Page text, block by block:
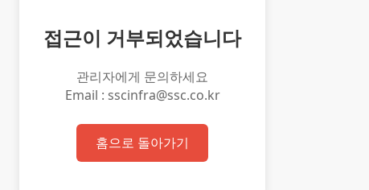
접근이 거부되었습니다
관리자에게 문의하세요
Email : sscinfra@ssc.co.kr
홈으로 돌아가기